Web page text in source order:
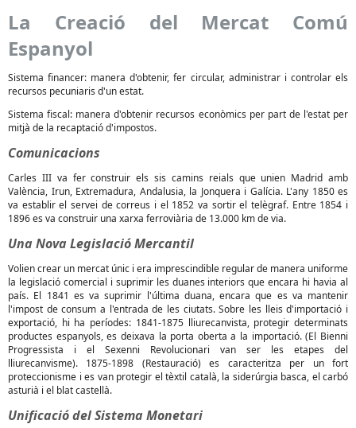
La Creació del Mercat Comú
Espanyol
Sistema financer: manera d'obtenir, fer circular, administrar i controlar els
recursos pecuniaris d'un estat.
Sistema fiscal: manera d'obtenir recursos econòmics per part de l'estat per
mitjà de la recaptació d'impostos.
Comunicacions
Carles III va fer construir els sis camins reials que unien Madrid amb
València, Irun, Extremadura, Andalusia, la Jonquera i Galícia. L'any 1850 es
va establir el servei de correus i el 1852 va sortir el telègraf. Entre 1854 i
1896 es va construir una xarxa ferroviària de 13.000 km de via.
Una Nova Legislació Mercantil
Volien crear un mercat únic i era imprescindible regular de manera uniforme
la legislació comercial i suprimir les duanes interiors que encara hi havia al
país. El 1841 es va suprimir l'última duana, encara que es va mantenir
l'impost de consum a l'entrada de les ciutats. Sobre les lleis d'importació i
exportació, hi ha períodes: 1841-1875 lliurecanvista, protegir determinats
productes espanyols, es deixava la porta oberta a la importació. (El Bienni
Progressista i el Sexenni Revolucionari van ser les etapes del
lliurecanvisme). 1875-1898 (Restauració) es caracteritza per un fort
proteccionisme i es van protegir el tèxtil català, la siderúrgia basca, el carbó
asturià i el blat castellà.
Unificació del Sistema Monetari